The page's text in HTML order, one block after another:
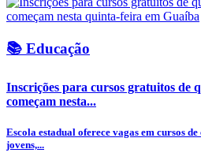
📚 Educação
Inscrições para cursos gratuitos de
começam nesta...
Escola estadual oferece vagas em cursos
jovens,...